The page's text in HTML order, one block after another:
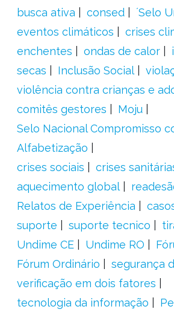
busca ativa
consed
´Selo
eventos climáticos
crises
enchentes
ondas de calor
secas
Inclusão Social
violência contra crianças e
comitês gestores
Moju
Selo Nacional Compromisso
Alfabetização
crises sociais
crises
aquecimento global
Relatos de Experiência
suporte
suporte tecnico
Undime CE
Undime RO
Fórum Ordinário
segurança
verificação em dois fatores
tecnologia da informação